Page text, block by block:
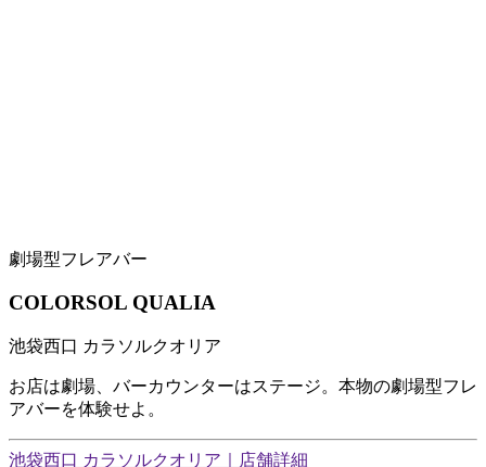
劇場型フレアバー
COLORSOL QUALIA
池袋西口 カラソルクオリア
お店は劇場、バーカウンターはステージ。本物の劇場型フレ
アバーを体験せよ。
池袋西口 カラソルクオリア｜店舗詳細